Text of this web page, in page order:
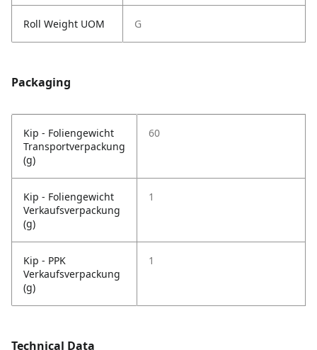
Roll Weight UOM G
Packaging
Kip - Foliengewicht
Transportverpackung
(g)
60
Kip - Foliengewicht
Verkaufsverpackung
(g)
1
Kip - PPK
Verkaufsverpackung
(g)
1
Technical Data